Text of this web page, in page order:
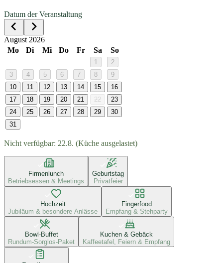
Datum der Veranstaltung
August 2026
Mo
Di Mi Do Fr Sa So
1
2
3
4 5 6 7 8
9
10
11 12 13 14 15
16
17
18 19 20 21 22
23
24
25 26 27 28 29
30
31
Nicht verfügbar: 22.8. (Küche ausgelastet)
Firmenlunch
Betriebsessen & Meetings
Geburtstag
Privatfeier
Hochzeit
Jubiläum & besondere Anlässe
Fingerfood
Empfang & Stehparty
Bowl-Buffet
Rundum-Sorglos-Paket
Kuchen & Gebäck
Kaffeetafel, Feiern & Empfang